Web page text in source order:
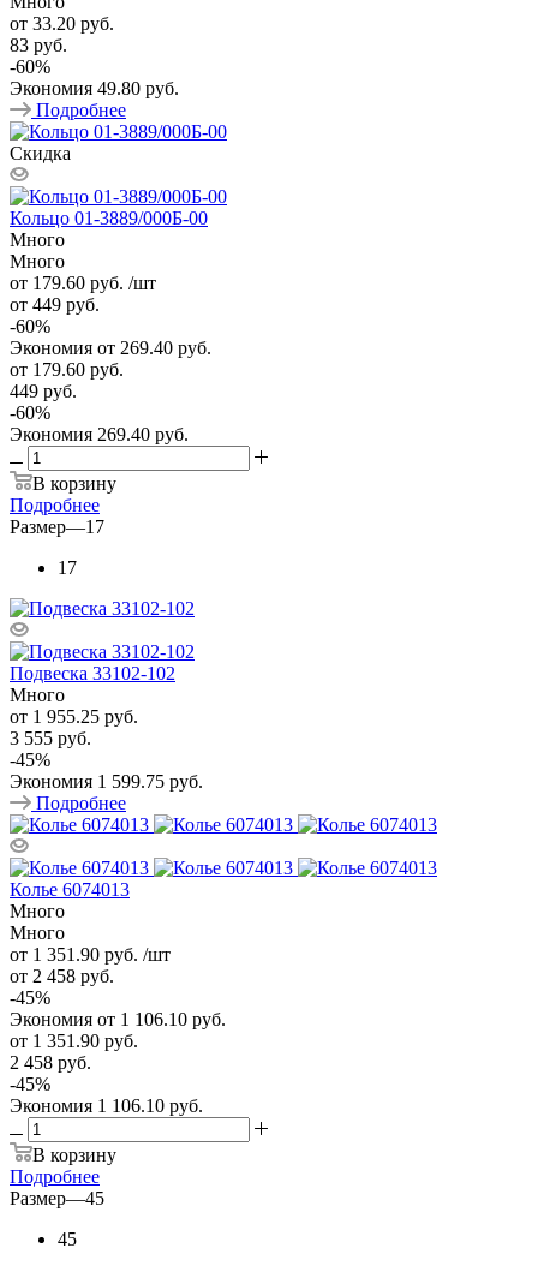
от 33.20 руб.
83 руб.
-60%
Экономия 49.80 руб.
Подробнее
Скидка
Кольцо 01-3889/000Б-00
Много
Много
от 179.60 руб. /шт
от 449 руб.
-60%
Экономия от 269.40 руб.
от 179.60 руб.
449 руб.
-60%
Экономия 269.40 руб.
В корзину
Подробнее
Размер—17
17
Подвеска 33102-102
Много
от 1 955.25 руб.
3 555 руб.
-45%
Экономия 1 599.75 руб.
Подробнее
Колье 6074013
Много
Много
от 1 351.90 руб. /шт
от 2 458 руб.
-45%
Экономия от 1 106.10 руб.
от 1 351.90 руб.
2 458 руб.
-45%
Экономия 1 106.10 руб.
В корзину
Подробнее
Размер—45
45